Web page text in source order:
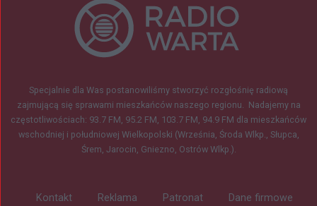
Specjalnie dla Was postanowiliśmy stworzyć rozgłośnię radiową
zajmującą się sprawami mieszkańców naszego regionu. Nadajemy na
częstotliwościach: 93.7 FM, 95.2 FM, 103.7 FM, 94.9 FM dla mieszkańców
wschodniej i południowej Wielkopolski (Września, Środa Wlkp., Słupca,
Śrem, Jarocin, Gniezno, Ostrów Wlkp.).
Kontakt Reklama Patronat
Dane firmowe